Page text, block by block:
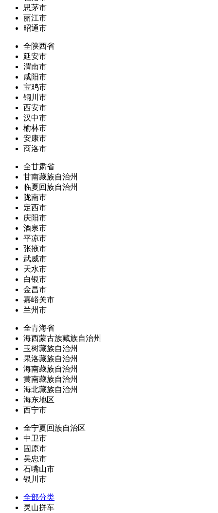
思茅市
丽江市
昭通市
全陕西省
延安市
渭南市
咸阳市
宝鸡市
铜川市
西安市
汉中市
榆林市
安康市
商洛市
全甘肃省
甘南藏族自治州
临夏回族自治州
陇南市
定西市
庆阳市
酒泉市
平凉市
张掖市
武威市
天水市
白银市
金昌市
嘉峪关市
兰州市
全青海省
海西蒙古族藏族自治州
玉树藏族自治州
果洛藏族自治州
海南藏族自治州
黄南藏族自治州
海北藏族自治州
海东地区
西宁市
全宁夏回族自治区
中卫市
固原市
吴忠市
石嘴山市
银川市
全部分类
灵山拼车